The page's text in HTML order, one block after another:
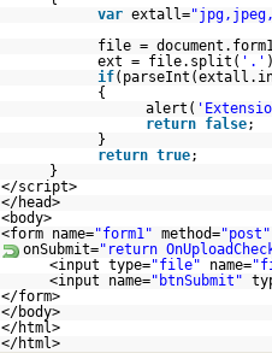
var extall=
file =
ext = file.split( '.'
if
{
alert(
return false;
}
return true;
}
</script>
</head>
<body>
<form name="form1" method="post"
onSubmit="return
<input type="file" name=
<input name="btnSubmit"
</form>
</body>
</html>
</html>